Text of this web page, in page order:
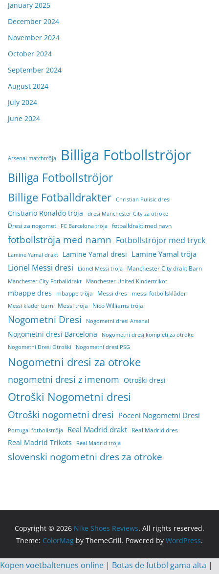
January 2025
December 2024
November 2024
October 2024
September 2024
August 2024
July 2024
June 2024
Arsenal matchtröja Billiga Fotbollströjor
Billiga Fotbollströjor
Billige Fotballdrakter Christian Pulisic dresi
Cristiano Ronaldo tröja dresi Manchester City za otroke
Dresi za nogomet FC Barcelona tröja fotballdrakt med navn
fotbollströja med namn Fotbollströjor med tryck
Lamine Yamal drakt Lamine Yamal dresi Lamine Yamal tröja
Lionel Messi dresi Lionel Messi tröja Manchester City drakt Barn
Manchester City Fotballdrakt Manchester United Kindertrikot
mbappe dres mbappe tröja Messi dres messi fotbollskläder
Messi kläder barn Messi tröja Nico Williams tröja
Nogometni Dresi Nogometni dresi Arsenal
Nogometni dresi Barcelona
Nogometni dresi kompleti za otroke
Nogometni Dresi Otroški
Nogometni dresi PSG
Nogometni dresi za otroke
nogometni dresi z imenom Otroški dresi
Otroški Nogometni dresi
Otroški nogometni dresi Poceni Nogometni Dresi
Portugal fotbollströja Real Madrid drakt Real Madrid dres
Real Madrid Trikots Real Madrid tröja
slovenski nogometni dres za otroke
Copyright © 2026 Nike Shoes Reviews. All rights reserved.
Theme: ColorMag by ThemeGrill. Powered by WordPress.
Kopen voetbaltenues online | Botas de futbol gama alta |